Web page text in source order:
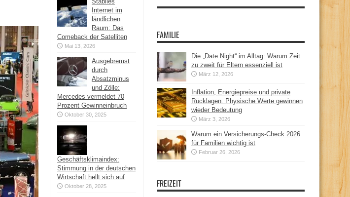
Internet im
ländlichen
Raum: Das
Comeback der Satelliten
Mai 13, 2026
Ausgebremst
durch
Absatzminus
und Zölle:
Mercedes vermeldet 70
Prozent Gewinneinbruch
Oktober 30, 2025
Geschäftsklimaindex:
Stimmung in der deutschen
Wirtschaft hellt sich auf
Oktober 28, 2025
FAMILIE
Die „Date Night“ im Alltag: Warum Zeit
zu zweit für Eltern essenziell ist
März 12, 2026
Inflation, Energiepreise und private
Rücklagen: Physische Werte gewinnen
wieder Bedeutung
März 3, 2026
Warum ein Versicherungs-Check 2026
für Familien wichtig ist
Februar 26, 2026
FREIZEIT